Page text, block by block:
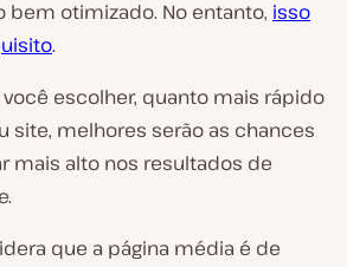
bem otimizado. No entanto, isso
.
escolher, quanto mais rápido
site, melhores serão as chances
mais alto nos resultados de
que a página média é de